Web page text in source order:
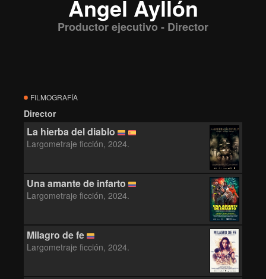
Ángel Ayllón
Productor ejecutivo - Director
FILMOGRAFÍA
Director
La hierba del diablo
Largometraje ficción, 2024.
Una amante de infarto
Largometraje ficción, 2024.
Milagro de fe
Largometraje ficción, 2024.